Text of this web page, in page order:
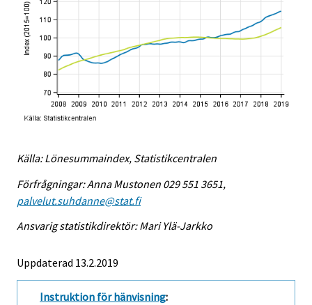
Källa: Lönesummaindex, Statistikcentralen
Förfrågningar: Anna Mustonen 029 551 3651,
palvelut.suhdanne@stat.fi
Ansvarig statistikdirektör: Mari Ylä-Jarkko
Uppdaterad 13.2.2019
Instruktion för hänvisning: